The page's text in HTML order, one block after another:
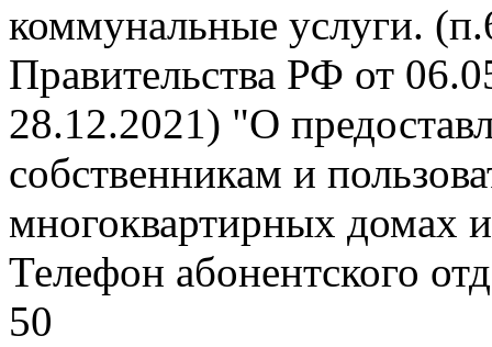
коммунальные услуги.
Правительства РФ от
28.12.2021) "О
собственникам и
многоквартирных домах
Телефон абонентского
50